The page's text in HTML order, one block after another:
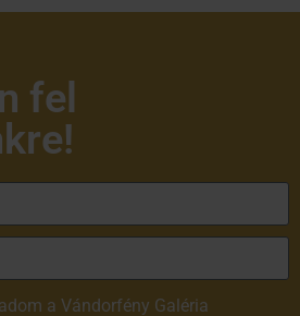
fel
a Vándorfény Galéria